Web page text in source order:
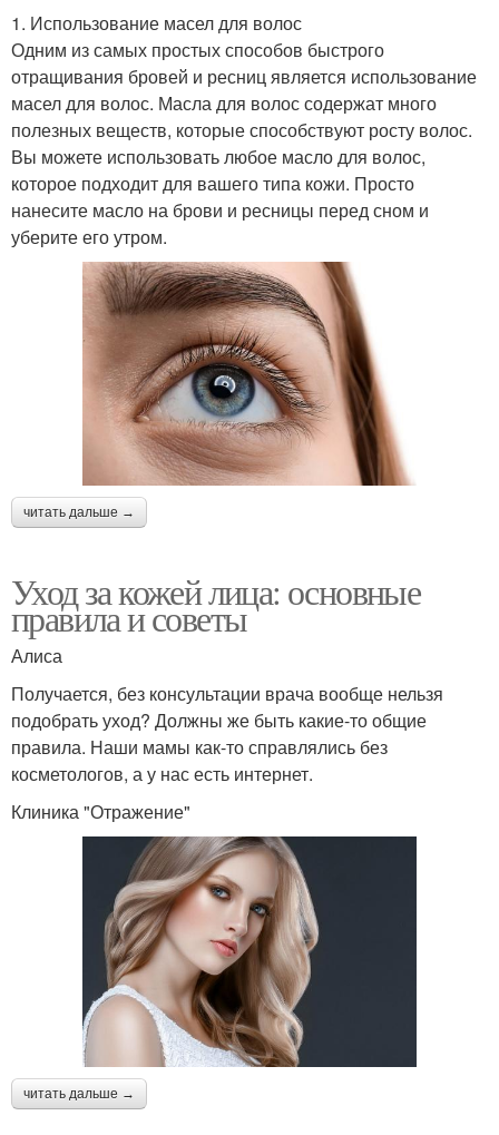
1. Использование масел для волос
Одним из самых простых способов быстрого
отращивания бровей и ресниц является использование
масел для волос. Масла для волос содержат много
полезных веществ, которые способствуют росту волос.
Вы можете использовать любое масло для волос,
которое подходит для вашего типа кожи. Просто
нанесите масло на брови и ресницы перед сном и
уберите его утром.
читать дальше →
Уход за кожей лица: основные
правила и советы
Алиса
Получается, без консультации врача вообще нельзя
подобрать уход? Должны же быть какие-то общие
правила. Наши мамы как-то справлялись без
косметологов, а у нас есть интернет.
Клиника "Отражение"
читать дальше →